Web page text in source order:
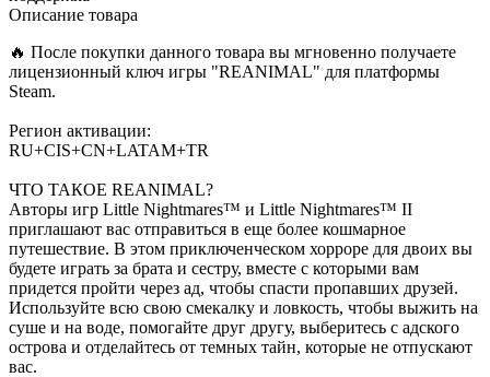
Описание товара
🔥 После покупки данного товара вы мгновенно получаете
лицензионный ключ игры "REANIMAL" для платформы
Steam.
Регион активации:
RU+CIS+CN+LATAM+TR
ЧТО ТАКОЕ REANIMAL?
Авторы игр Little Nightmares™ и Little Nightmares™ II
приглашают вас отправиться в еще более кошмарное
путешествие. В этом приключенческом хорроре для двоих вы
будете играть за брата и сестру, вместе с которыми вам
придется пройти через ад, чтобы спасти пропавших друзей.
Используйте всю свою смекалку и ловкость, чтобы выжить на
суше и на воде, помогайте друг другу, выберитесь с адского
острова и отделайтесь от темных тайн, которые не отпускают
вас.